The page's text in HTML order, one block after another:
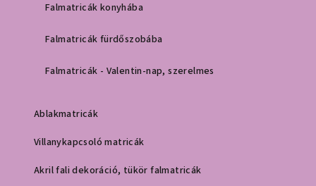
Falmatricák konyhába
Falmatricák fürdőszobába
Falmatricák - Valentin-nap, szerelmes
Ablakmatricák
Villanykapcsoló matricák
Akril fali dekoráció, tükör falmatricák